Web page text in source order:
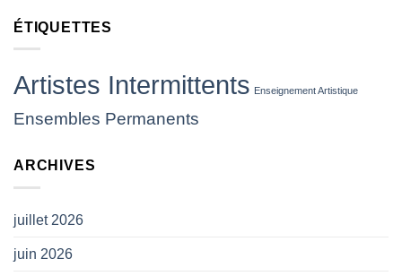
leur
des
ÉTIQUETTES
Artistes Intermittents Enseignement Artistique
Ensembles Permanents
ARCHIVES
juillet 2026
juin 2026